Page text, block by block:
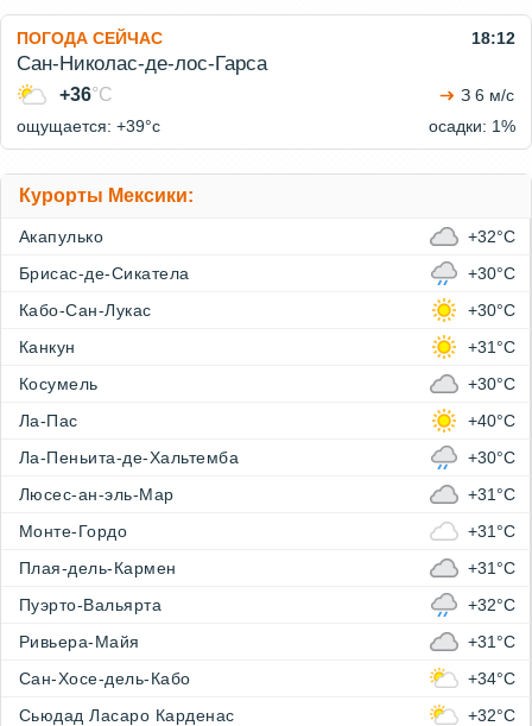
ПОГОДА СЕЙЧАС 18:12
Сан-Николас-де-лос-Гарса
+36°C
З 6 м/с
ощущается: +39°c
осадки: 1%
Курорты Мексики:
Акапулько
+32°C
Брисас-де-Сикатела
+30°C
Кабо-Сан-Лукас
+30°C
Канкун
+31°C
Косумель
+30°C
Ла-Пас
+40°C
Ла-Пеньита-де-Хальтемба
+30°C
Люсес-ан-эль-Мар
+31°C
Монте-Гордо
+31°C
Плая-дель-Кармен
+31°C
Пуэрто-Вальярта
+32°C
Ривьера-Майя
+31°C
Сан-Хосе-дель-Кабо
+34°C
Сьюдад Ласаро Карденас
+32°C